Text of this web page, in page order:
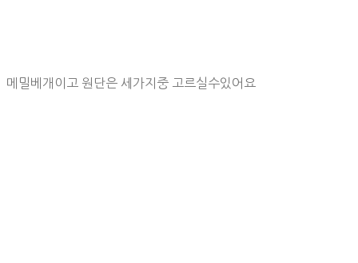
메밀베개이고 원단은 세가지중 고르실수있어요